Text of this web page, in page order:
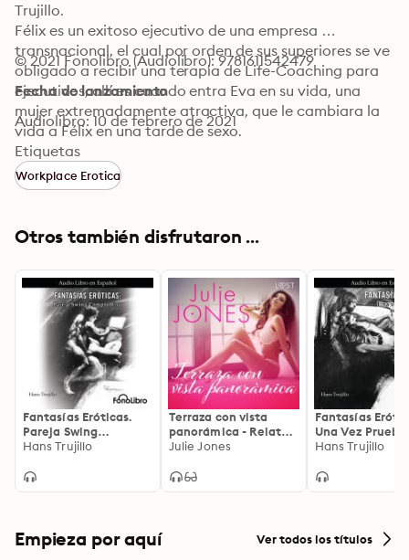
Trujillo.
Félix es un exitoso ejecutivo de una empresa
transnacional, el cual por orden de sus superiores se ve
obligado a recibir una terapia de Life-Coaching para
ejecutivos, allí es cuando entra Eva en su vida, una
mujer extremadamente atractiva, que le cambiara la
vida a Félix en una tarde de sexo.
©(P) 2020 FonoLibro Inc. Todos los derechos
reservados. Se prohíbe el reproducir, compartir,
transmitir el contenido de este audiolibro por cualquier
del audiolibro, FonoLibro Inc.
© 2021 Fonolibro (Audiolibro): 9781611542479
Fecha de lanzamiento
Audiolibro: 10 de febrero de 2021
Etiquetas
Workplace Erotica
Otros también disfrutaron ...
Fantasías Eróticas.
Pareja Swing
Compromiso
Hans Trujillo
Terraza con vista
panorámica - Relato
erótico
Julie Jones
Fantasías
Una Vez
no regresas a
Hans Trujillo
Empieza por aquí Ver todos los títulos